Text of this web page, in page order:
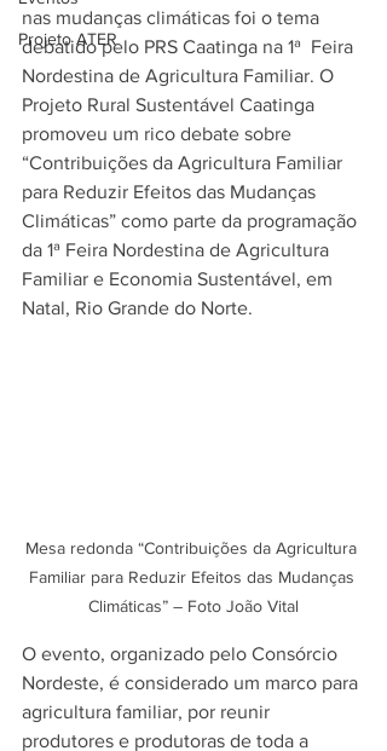
Projeto ATER
nas mudanças climáticas foi o tema
debatido pelo PRS Caatinga na 1ª  Feira
Nordestina de Agricultura Familiar. O
Projeto Rural Sustentável Caatinga
promoveu um rico debate sobre
“Contribuições da Agricultura Familiar
para Reduzir Efeitos das Mudanças
Climáticas” como parte da programação
da 1ª Feira Nordestina de Agricultura
Familiar e Economia Sustentável, em
Natal, Rio Grande do Norte.
Mesa redonda “Contribuições da Agricultura
Familiar para Reduzir Efeitos das Mudanças
Climáticas” – Foto João Vital
O evento, organizado pelo Consórcio
Nordeste, é considerado um marco para
agricultura familiar, por reunir
produtores e produtoras de toda a